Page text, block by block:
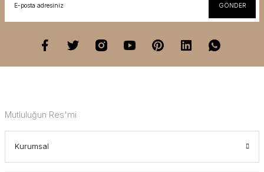
GÖNDER
Mutluluğun Res'mi
Kurumsal